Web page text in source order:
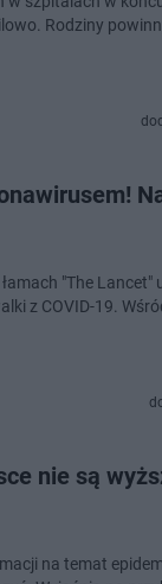
Rodziny
"The Lancet"
z COVID-19.
nie są
na temat